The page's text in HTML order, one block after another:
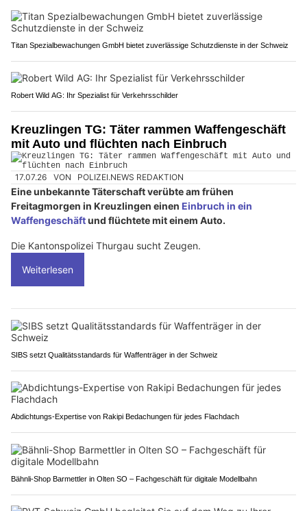
Titan Spezialbewachungen GmbH bietet zuverlässige Schutzdienste in der Schweiz
Robert Wild AG: Ihr Spezialist für Verkehrsschilder
Kreuzlingen TG: Täter rammen Waffengeschäft
mit Auto und flüchten nach Einbruch
17.07.26 VON POLIZEI.NEWS REDAKTION
Eine unbekannte Täterschaft verübte am frühen
Freitagmorgen in Kreuzlingen einen Einbruch in ein
Waffengeschäftund flüchtete mit einem Auto.
Die Kantonspolizei Thurgau sucht Zeugen.
Weiterlesen
SIBS setzt Qualitätsstandards für Waffenträger in der Schweiz
Abdichtungs-Expertise von Rakipi Bedachungen für jedes Flachdach
Bähnli-Shop Barmettler in Olten SO – Fachgeschäft für digitale Modellbahn